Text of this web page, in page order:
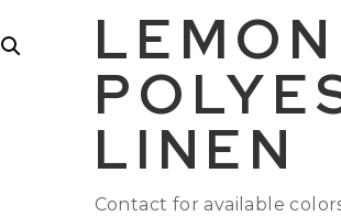
LEMON
LINEN
Contact for available